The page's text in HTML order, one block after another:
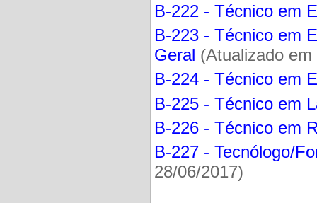
B-222 - Técnico em
B-223 - Técnico em
Geral (Atualizado
B-224 - Técnico em
B-225 - Técnico em
B-226 - Técnico em
B-227 - Tecnólogo/
28/06/2017)